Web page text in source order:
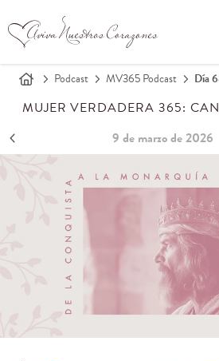
Podcast MV365 Podcast Día
MUJER VERDADERA 365:
9 de marzo de 2026